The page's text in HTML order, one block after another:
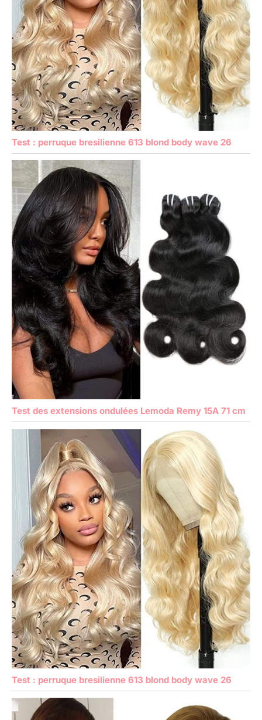
Test : perruque bresilienne 613 blond body wave 26
Test des extensions ondulées Lemoda Remy 15A 71 cm
Test : perruque bresilienne 613 blond body wave 26